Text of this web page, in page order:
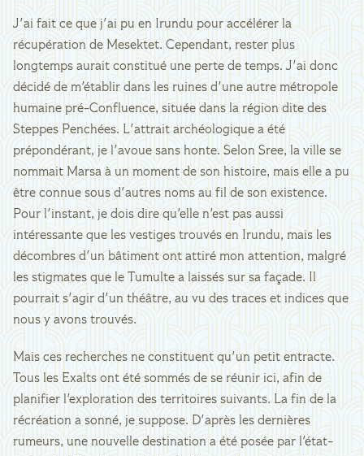
J'ai fait ce que j'ai pu en Irundu pour accélérer la
récupération de Mesektet. Cependant, rester plus
longtemps aurait constitué une perte de temps. J'ai donc
décidé de m'établir dans les ruines d'une autre métropole
humaine pré-Confluence, située dans la région dite des
Steppes Penchées. L'attrait archéologique a été
prépondérant, je l'avoue sans honte. Selon Sree, la ville se
nommait Marsa à un moment de son histoire, mais elle a pu
être connue sous d'autres noms au fil de son existence.
Pour l'instant, je dois dire qu'elle n'est pas aussi
intéressante que les vestiges trouvés en Irundu, mais les
décombres d'un bâtiment ont attiré mon attention, malgré
les stigmates que le Tumulte a laissés sur sa façade. Il
pourrait s'agir d'un théâtre, au vu des traces et indices que
nous y avons trouvés.
Mais ces recherches ne constituent qu'un petit entracte.
Tous les Exalts ont été sommés de se réunir ici, afin de
planifier l'exploration des territoires suivants. La fin de la
récréation a sonné, je suppose. D'après les dernières
rumeurs, une nouvelle destination a été posée par l'état-